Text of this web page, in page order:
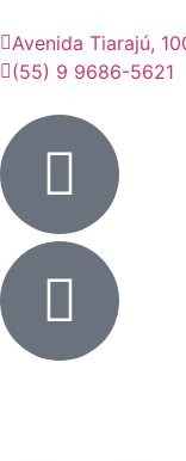
Avenida Tiarajú,
(55) 9 9686-5621